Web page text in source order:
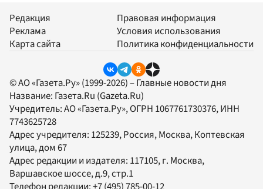
Редакция
Реклама
Карта сайта
Правовая информация
Условия использования
Политика конфиденциальности
© АО «Газета.Ру» (1999-2026) – Главные новости дня
Название: Газета.Ru (Gazeta.Ru)
Учредитель:АО «Газета.Ру», ОГРН 1067761730376, ИНН
7743625728
Адрес учредителя: 125239, Россия, Москва, Коптевская
улица, дом 67
Адрес редакции и издателя: 117105, г. Москва,
Варшавское шоссе, д.9, стр.1